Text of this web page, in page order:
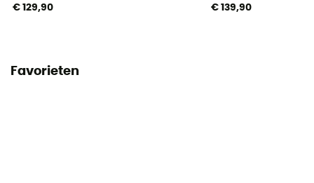
€ 129,90 € 139,90
Favorieten